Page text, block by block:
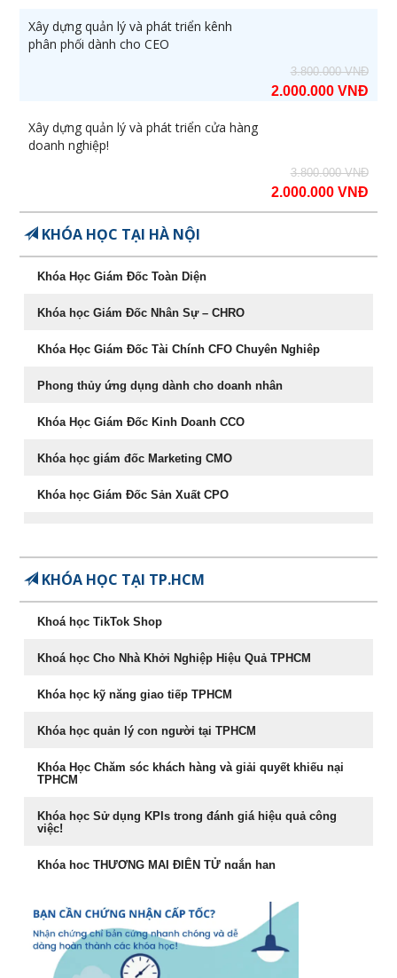
Xây dựng quản lý và phát triển kênh
phân phối dành cho CEO
3.800.000 VNĐ
2.000.000 VNĐ
Xây dựng quản lý và phát triển cửa hàng
doanh nghiệp!
3.800.000 VNĐ
2.000.000 VNĐ
KHÓA HỌC TẠI HÀ NỘI
Khóa Học Giám Đốc Toàn Diện
Khóa học Giám Đốc Nhân Sự – CHRO
Khóa Học Giám Đốc Tài Chính CFO Chuyên Nghiêp
Phong thủy ứng dụng dành cho doanh nhân
Khóa Học Giám Đốc Kinh Doanh CCO
Khóa học giám đốc Marketing CMO
Khóa học Giám Đốc Sản Xuất CPO
Chuyên Khảo Dụng Nhân Như Dụng Mộc
dương
Khóa học Marketing Digital
khoá học Kỹ Năng Phỏng Vấn Tuyển Dụng
Rèn Luyện Văn Phong Của CEO
Đào tạo Marketing Online Cấp Tốc
Khóa học phong thủy ứng dụng dành cho doanh nhân
khóa học Livestream bán hàng đỉnh cao
KHÓA HỌC TẠI TP.HCM
Khoá học TikTok Shop
Khoá học Cho Nhà Khởi Nghiệp Hiệu Quả TPHCM
Khóa học kỹ năng giao tiếp TPHCM
Khóa học quản lý con người tại TPHCM
Khóa Học Chăm sóc khách hàng và giải quyết khiếu nại
TPHCM
Khóa học Sử dụng KPIs trong đánh giá hiệu quả công
việc!
Khóa học THƯƠNG MẠI ĐIỆN TỬ ngắn hạn
Cách đăng bán hàng trên Facebook hiệu quả
Khóa học livestream bán hàng chuyên nghiệp
Khóa học giám đốc kênh phân phối tại TPHCM
087.947.3579